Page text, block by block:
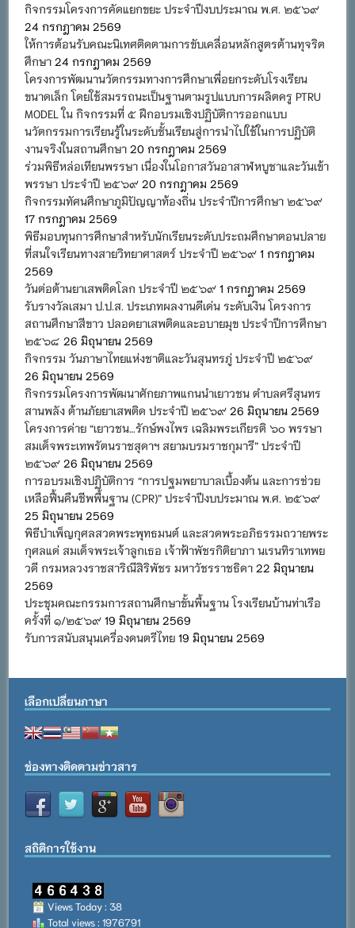
กิจกรรมโครงการคัดแยกขยะ ประจำปีงบประมาณ พ.ศ. ๒๕๖๙
24 กรกฎาคม 2569
ให้การต้อนรับคณะนิเทศติดตามการขับเคลื่อนหลักสูตรต้านทุจริต
ศึกษา 24 กรกฎาคม 2569
โครงการพัฒนานวัตกรรมทางการศึกษาเพื่อยกระดับโรงเรียน
ขนาดเล็ก โดยใช้สมรรถนะเป็นฐานตามรูปแบบการผลิตครู PTRU
MODEL ใน กิจกรรมที่ ๕ ฝึกอบรมเชิงปฏิบัติการออกแบบ
นวัตกรรมการเรียนรู้ในระดับชั้นเรียนสู่การนำไปใช้ในการปฏิบัติ
งานจริงในสถานศึกษา 20 กรกฎาคม 2569
ร่วมพิธีหล่อเทียนพรรษา เนื่องในโอกาสวันอาสาฬหบูชาและวันเข้า
พรรษา ประจำปี ๒๕๖๙ 20 กรกฎาคม 2569
กิจกรรมทัศนศึกษาภูมิปัญญาท้องถิ่น ประจำปีการศึกษา ๒๕๖๙
17 กรกฎาคม 2569
พิธีมอบทุนการศึกษาสำหรับนักเรียนระดับประถมศึกษาตอนปลาย
ที่สนใจเรียนทางสายวิทยาศาสตร์ ประจำปี ๒๕๖๙ 1 กรกฎาคม
2569
วันต่อต้านยาเสพติดโลก ประจำปี ๒๕๖๙ 1 กรกฎาคม 2569
รับรางวัลเสมา ป.ป.ส. ประเภทผลงานดีเด่น ระดับเงิน โครงการ
สถานศึกษาสีขาว ปลอดยาเสพติดและอบายมุข ประจำปีการศึกษา
๒๕๖๘ 26 มิถุนายน 2569
กิจกรรม วันภาษาไทยแห่งชาติและวันสุนทรภู่ ประจำปี ๒๕๖๙
26 มิถุนายน 2569
กิจกรรมโครงการพัฒนาศักยภาพแกนนำเยาวชน ตำบลศรีสุนทร
สานพลัง ต้านภัยยาเสพติด ประจำปี ๒๕๖๙ 26 มิถุนายน 2569
โครงการค่าย “เยาวชน…รักษ์พงไพร เฉลิมพระเกียรติ ๖๐ พรรษา
สมเด็จพระเทพรัตนราชสุดาฯ สยามบรมราชกุมารี” ประจำปี
๒๕๖๙ 26 มิถุนายน 2569
การอบรมเชิงปฏิบัติการ “การปฐมพยาบาลเบื้องต้น และการช่วย
เหลือฟื้นคืนชีพพื้นฐาน (CPR)” ประจำปีงบประมาณ พ.ศ. ๒๕๖๙
25 มิถุนายน 2569
พิธีบำเพ็ญกุศลสวดพระพุทธมนต์ และสวดพระอภิธรรมถวายพระ
กุศลแด่ สมเด็จพระเจ้าลูกเธอ เจ้าฟ้าพัชรกิติยาภา นเรนทิราเทพย
วดี กรมหลวงราชสาริณีสิริพัชร มหาวัชรราชธิดา 22 มิถุนายน
2569
ประชุมคณะกรรมการสถานศึกษาขั้นพื้นฐาน โรงเรียนบ้านท่าเรือ
ครั้งที่ ๑/๒๕๖๙ 19 มิถุนายน 2569
รับการสนับสนุนเครื่องดนตรีไทย 19 มิถุนายน 2569
เลือกเปลี่ยนภาษา
ช่องทางติดตามข่าวสาร
สถิติการใช้งาน
Views Today : 38
Total views : 1976791